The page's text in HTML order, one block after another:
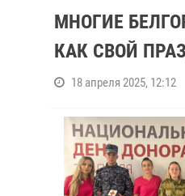
МНОГИЕ
КАК СВОЙ
18 апреля 2025, 12:12